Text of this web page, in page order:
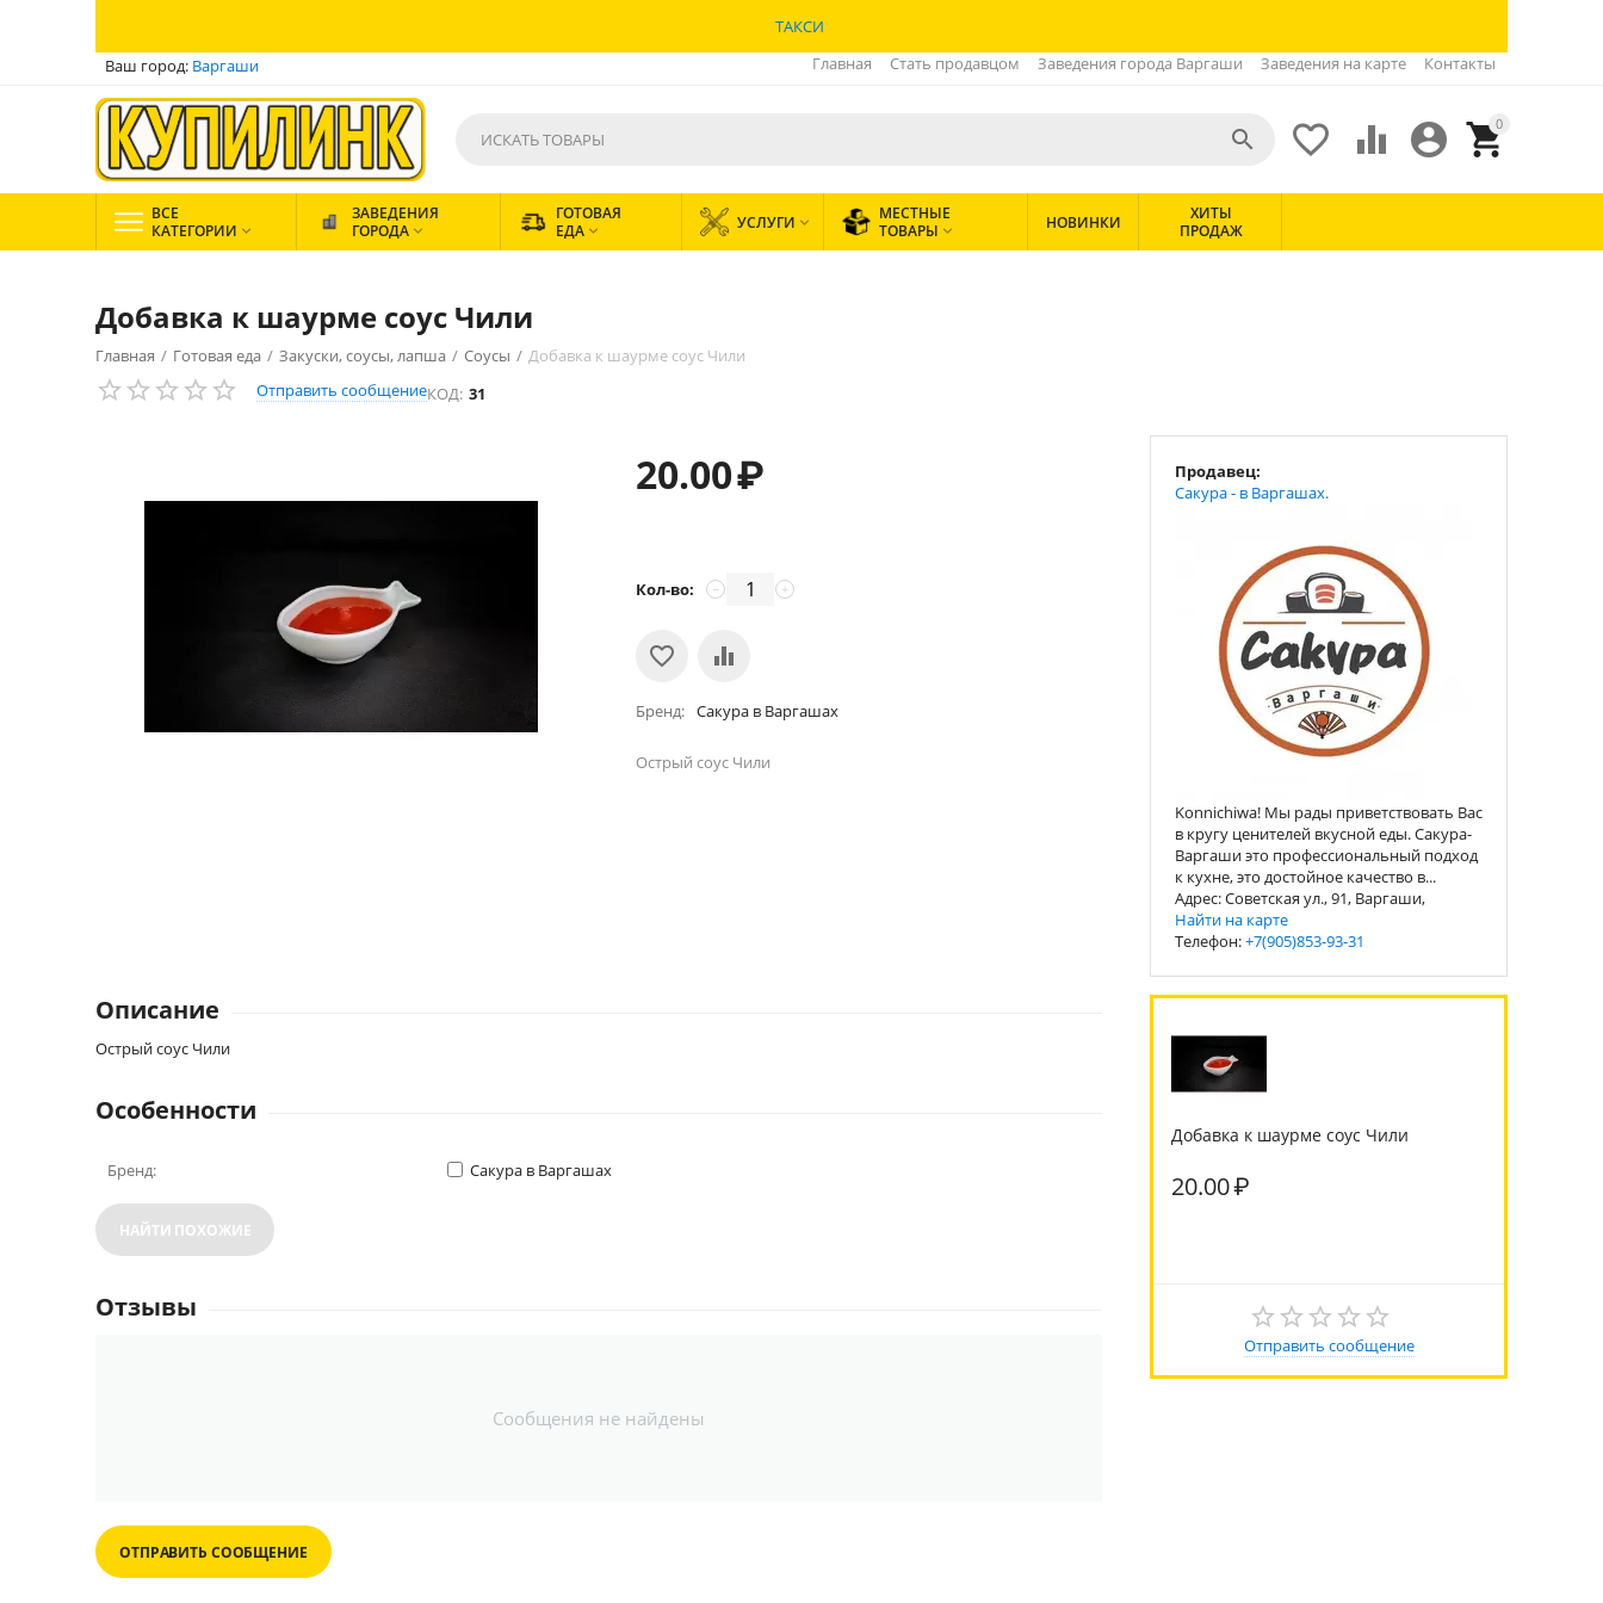
ТАКСИ
Ваш город: Варгаши Главная Стать продавцом Заведения города Варгаши Заведения на карте Контакты
0


 

ВСЕ
КАТЕГОРИИ 
ЗАВЕДЕНИЯ
ГОРОДА 
ГОТОВАЯ
ЕДА  УСЛУГИ 
МЕСТНЫЕ
ТОВАРЫ  НОВИНКИ
ХИТЫ
ПРОДАЖ
Добавка к шаурме соус Чили
Главная / Готовая еда / Закуски, соусы, лапша / Соусы / Добавка к шаурме соус Чили
Отправить сообщениеКОД: 31
20.00₽
Кол-во: +
−
Бренд Сакура в Варгашах
Острый соус Чили
Продавец:
Сакура - в Варгашах.
Konnichiwa! Мы рады приветствовать Вас
в кругу ценителей вкусной еды. Сакура-
Варгаши это профессиональный подход
к кухне, это достойное качество в...
Адрес: Советская ул., 91, Варгаши,
Найти на карте
Телефон:+7(905)853-93-31
Добавка к шаурме соус Чили
20.00₽
Отправить сообщение
Описание
Острый соус Чили
Особенности
Бренд: Сакура в Варгашах
НАЙТИ ПОХОЖИЕ
Отзывы
Сообщения не найдены
ОТПРАВИТЬ СООБЩЕНИЕ